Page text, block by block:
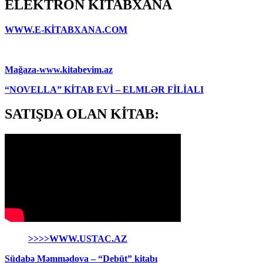
ELEKTRON KİTABXANA
WWW.E-KİTABXANA.COM
Mağaza-www.kitabevim.az
“NOVELLA” KİTAB EVİ – ELMLƏR FİLİALI
SATIŞDA OLAN KİTAB:
>>>>WWW.USTAC.AZ
Südabə Məmmədova – “Debüt” kitabı